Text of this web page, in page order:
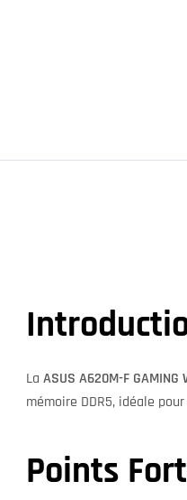
La ASUS A620M-F GAMING
mémoire DDR5, idéale
Points